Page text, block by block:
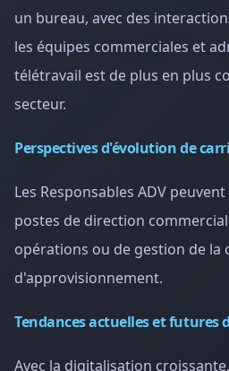
un bureau, avec des
les équipes commerciales et
télétravail est de plus en plus
secteur.
Perspectives d'évolution de
Les Responsables ADV
postes de direction
opérations ou de gestion de la
d'approvisionnement.
Tendances actuelles et futures
Avec la digitalisation